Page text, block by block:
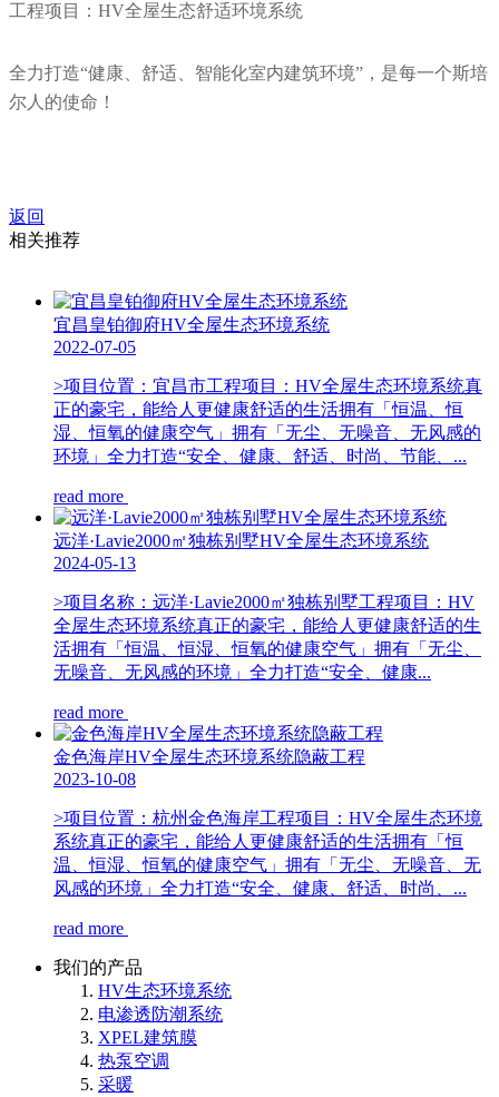
工程项目：HV全屋生态舒适环境系统
全力打造“健康、舒适、智能化室内建筑环境”，是每一个斯培
尔人的使命！
返回
相关推荐
宜昌皇铂御府HV全屋生态环境系统
2022-07-05
>项目位置：宜昌市工程项目：HV全屋生态环境系统真
正的豪宅，能给人更健康舒适的生活拥有「恒温、恒
湿、恒氧的健康空气」拥有「无尘、无噪音、无风感的
环境」全力打造“安全、健康、舒适、时尚、节能、...
read more
远洋·Lavie2000㎡独栋别墅HV全屋生态环境系统
2024-05-13
>项目名称：远洋·Lavie2000㎡独栋别墅工程项目：HV
全屋生态环境系统真正的豪宅，能给人更健康舒适的生
活拥有「恒温、恒湿、恒氧的健康空气」拥有「无尘、
无噪音、无风感的环境」全力打造“安全、健康...
read more
金色海岸HV全屋生态环境系统隐蔽工程
2023-10-08
>项目位置：杭州金色海岸工程项目：HV全屋生态环境
系统真正的豪宅，能给人更健康舒适的生活拥有「恒
温、恒湿、恒氧的健康空气」拥有「无尘、无噪音、无
风感的环境」全力打造“安全、健康、舒适、时尚、...
read more
我们的产品
HV生态环境系统
电渗透防潮系统
XPEL建筑膜
热泵空调
采暖